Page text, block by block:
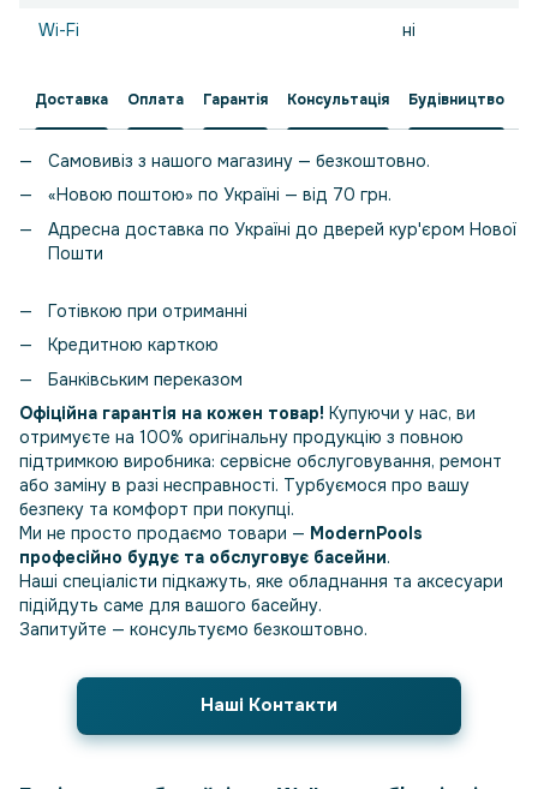
Wi-Fi ні
Доставка Оплата Гарантія Консультація Будівництво
Самовивіз з нашого магазину — безкоштовно.
«Новою поштою» по Україні — від 70 грн.
Адресна доставка по Україні до дверей кур'єром Нової
Пошти
Готівкою при отриманні
Кредитною карткою
Банківським переказом
Офіційна гарантія на кожен товар! Купуючи у нас, ви
отримуєте на 100% оригінальну продукцію з повною
підтримкою виробника: сервісне обслуговування, ремонт
або заміну в разі несправності. Турбуємося про вашу
безпеку та комфорт при покупці.
Ми не просто продаємо товари — ModernPools
професійно будує та обслуговує басейни.
Наші спеціалісти підкажуть, яке обладнання та аксесуари
підійдуть саме для вашого басейну.
Запитуйте — консультуємо безкоштовно.
Наші Контакти